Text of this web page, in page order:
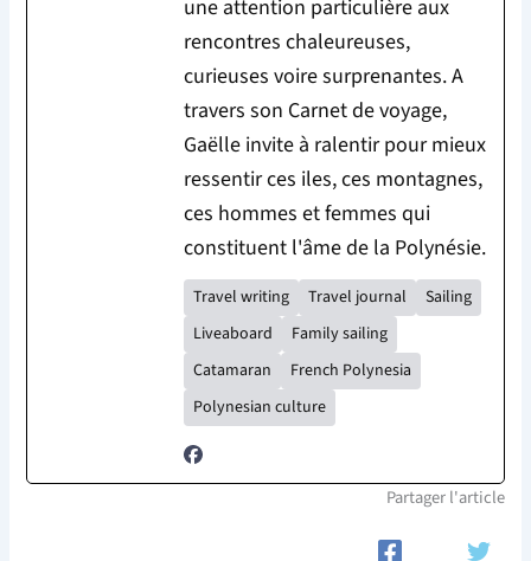
une attention particulière aux
rencontres chaleureuses,
curieuses voire surprenantes. A
travers son Carnet de voyage,
Gaëlle invite à ralentir pour mieux
ressentir ces iles, ces montagnes,
ces hommes et femmes qui
constituent l'âme de la Polynésie.
Travel writing Travel journal
Sailing
Liveaboard
Family sailing
Catamaran
French Polynesia
Polynesian culture
Partager l'article